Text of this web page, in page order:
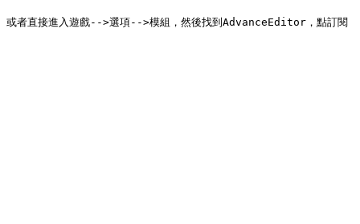
或者直接進入遊戲-->選項-->模組，然後找到AdvanceEditor，點訂閱